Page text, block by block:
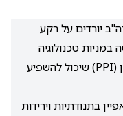
יורדים על רקע
חולשה במניות טכנולוגיה
ומתח לקראת פרסום מדד מחירי היצרן (PPI) שיכול להשפיע
בתנודתיות וירידות